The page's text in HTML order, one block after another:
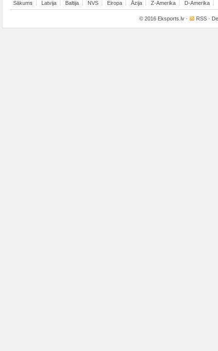
Sākums Latvija Baltija NVS Eiropa Āzija Z-Amerika D-Amerika
© 2016 Eksports.lv · RSS ·